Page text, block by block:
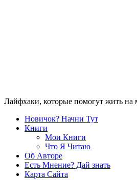
Лайфхаки, которые помогут жить на
Новичок? Начни Тут
Книги
Мои Книги
Что Я Читаю
Об Авторе
Есть Мнение? Дай знать
Карта Сайта